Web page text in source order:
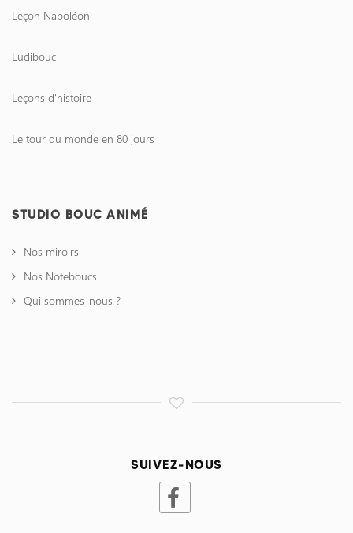
Leçon Napoléon
Ludibouc
Leçons d'histoire
Le tour du monde en 80 jours
STUDIO BOUC ANIMÉ
Nos miroirs
Nos Noteboucs
Qui sommes-nous ?
SUIVEZ-NOUS